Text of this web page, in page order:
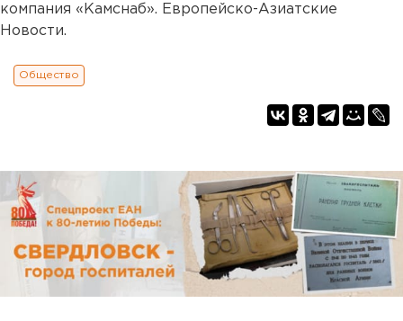
компания «Камснаб». Европейско-Азиатские
Новости.
Общество